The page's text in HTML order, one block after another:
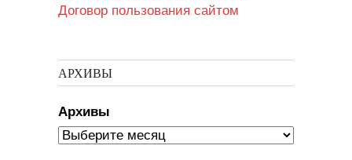
Договор пользования сайтом
АРХИВЫ
Архивы